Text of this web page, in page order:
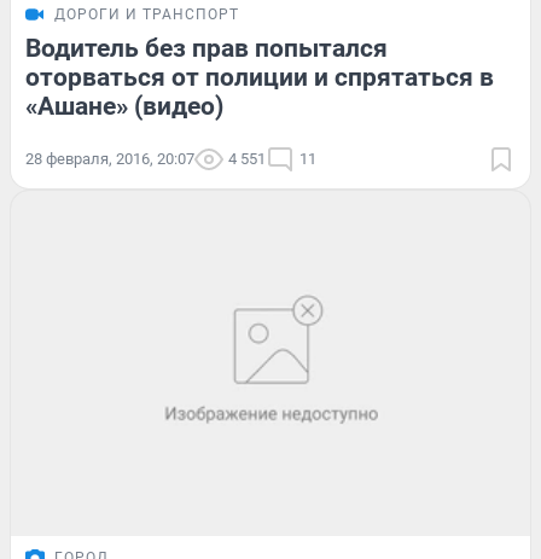
ДОРОГИ И ТРАНСПОРТ
Водитель без прав попытался
оторваться от полиции и спрятаться в
«Ашане» (видео)
28 февраля, 2016, 20:07 4 551 11